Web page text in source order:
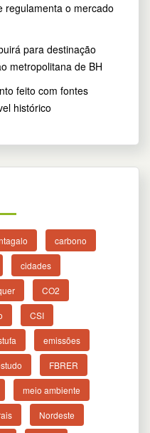
regulamenta o mercado
para destinação
metropolitana de BH
feito com fontes
histórico
carbono
cidades
CO2
CSI
emissões
FBRER
meio ambiente
Nordeste